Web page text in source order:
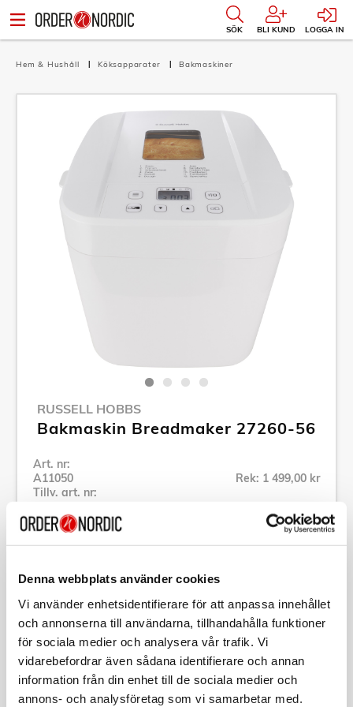
Denna webbplats använder cookies
Vi använder enhetsidentifierare för att anpassa innehållet
och annonserna till användarna, tillhandahålla funktioner
för sociala medier och analysera vår trafik. Vi
vidarebefordrar även sådana identifierare och annan
information från din enhet till de sociala medier och
annons- och analysföretag som vi samarbetar med.
SÖK BLI KUND LOGGA IN
Hem & Hushåll Köksapparater Bakmaskiner
RUSSELL HOBBS
Bakmaskin Breadmaker 27260-56
Art. nr:
A11050
Tillv. art. nr:
Rek: 1 499,00 kr
Se alla produkter inom Russell Hobbs
Specifikation
Beskrivning
Art. nr:A11050
Tillv. art. nr:27260-56